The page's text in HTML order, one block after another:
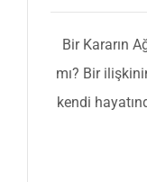
Bir Kararın
mı? Bir
kendi